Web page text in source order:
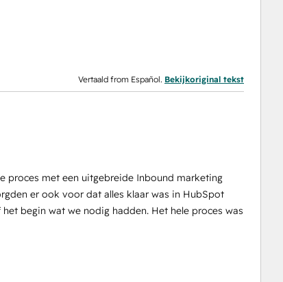
Vertaald from Español. Bekijkoriginal tekst
proces met een uitgebreide Inbound marketing
er ook voor dat alles klaar was in HubSpot
begin wat we nodig hadden. Het hele proces was